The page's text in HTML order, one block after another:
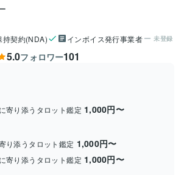
持契約(NDA) インボイス発行事業者 未登録
5.0フォロワー101
寄り添うタロット鑑定 1,000円〜
り添うタロット鑑定 1,000円〜
寄り添うタロット鑑定 1,000円〜